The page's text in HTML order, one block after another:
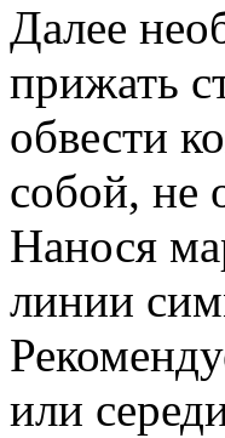
Далее
прижать
обвести
собой, не
Нанося
линии
или